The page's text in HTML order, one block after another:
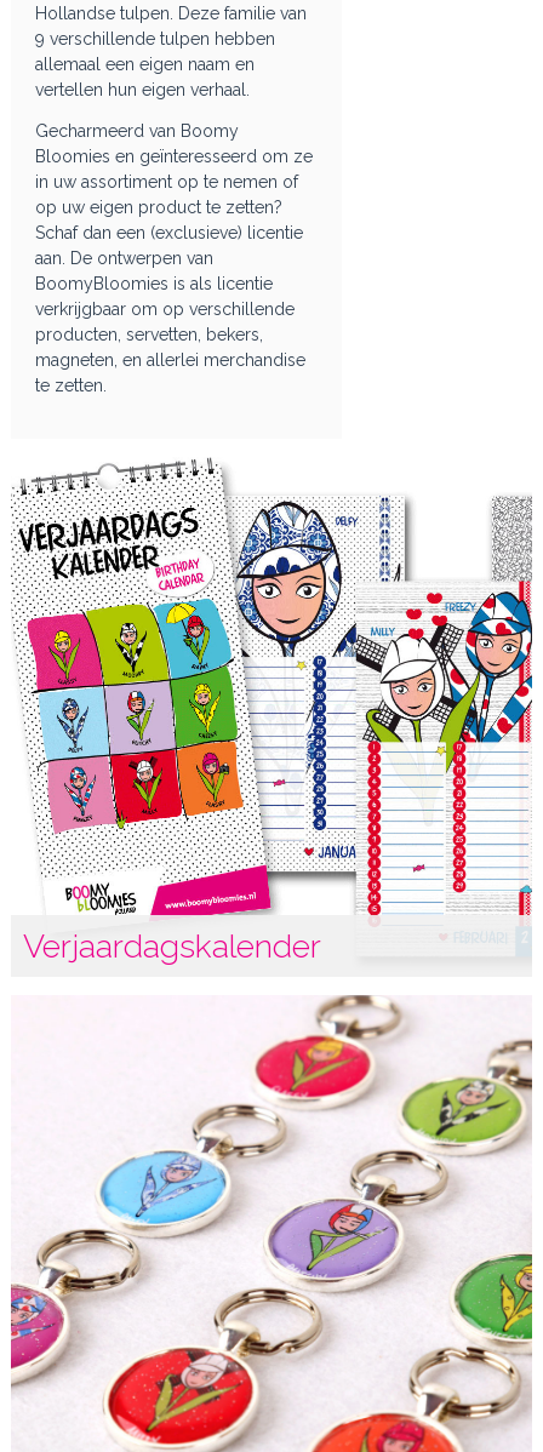
Hollandse tulpen. Deze familie van
9 verschillende tulpen hebben
allemaal een eigen naam en
vertellen hun eigen verhaal.
Gecharmeerd van Boomy
Bloomies en geïnteresseerd om ze
in uw assortiment op te nemen of
op uw eigen product te zetten?
Schaf dan een (exclusieve) licentie
aan. De ontwerpen van
BoomyBloomies is als licentie
verkrijgbaar om op verschillende
producten, servetten, bekers,
magneten, en allerlei merchandise
te zetten.
Verjaardagskalender